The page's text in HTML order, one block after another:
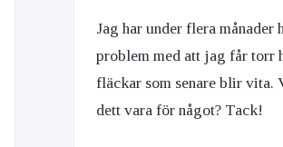
Jag har under flera månader
problem med att jag får torr
fläckar som senare blir vita.
dett vara för något? Tack!